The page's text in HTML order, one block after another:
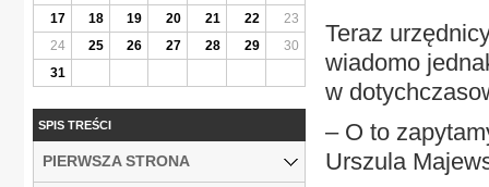
Teraz
wiadomo
w
– O to
Urszula
17
18 19 20 21 22
23
24
25 26 27 28 29
30
31
SPIS TREŚCI
PIERWSZA STRONA